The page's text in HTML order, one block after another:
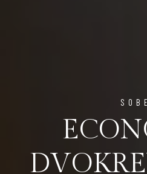
SOBE